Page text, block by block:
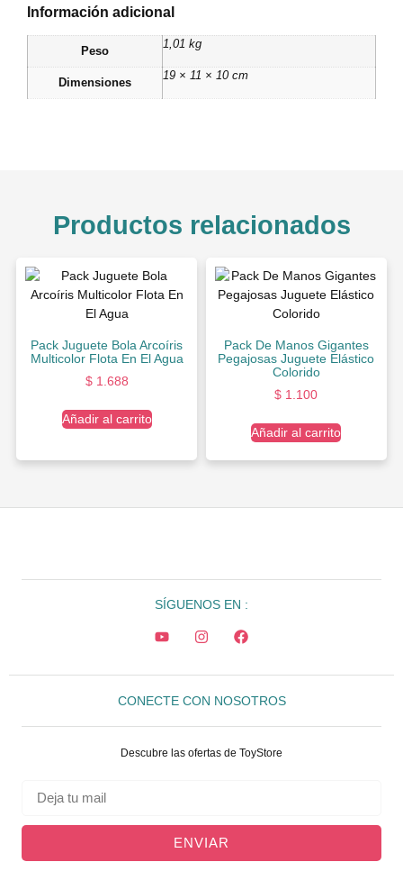
Información adicional
Peso
1,01 kg
Dimensiones
19 × 11 × 10 cm
Productos relacionados
Pack Juguete Bola Arcoíris
Multicolor Flota En El Agua
$1.688
Añadir al carrito
Pack De Manos Gigantes
Pegajosas Juguete Elástico
Colorido
$ 1.100
Añadir al carrito
SÍGUENOS EN :
CONECTE CON NOSOTROS
Descubre las ofertas de ToyStore
ENVIAR